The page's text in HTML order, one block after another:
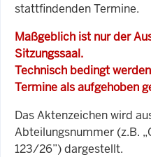
stattfindenden Termine.
Maßgeblich ist nur der
Sitzungssaal.
Technisch bedingt
Termine als aufgehoben
Das Aktenzeichen wird
Abteilungsnummer (z.B.
123/26”) dargestellt.